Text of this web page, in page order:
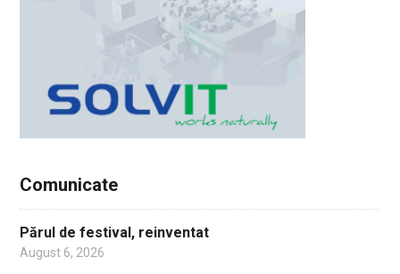
Comunicate
Părul de festival, reinventat
August 6, 2026